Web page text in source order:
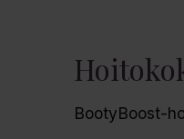
BootyBoost-